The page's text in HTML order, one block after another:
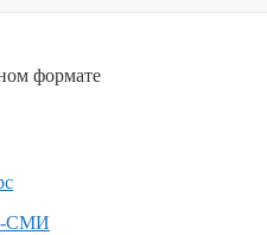
формате
СМИ